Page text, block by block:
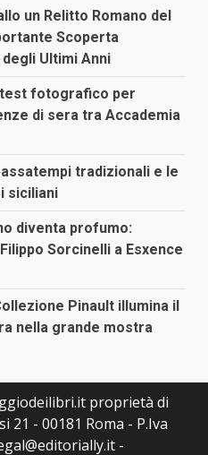
un Relitto Romano del
Scoperta
Ultimi Anni
fotografico per
di sera tra Accademia
tradizionali e le
siciliani
diventa profumo:
Sorcinelli a Esxence
Pinault illumina il
nella grande mostra
proprietà di
21 - 00181 Roma - P.Iva
-